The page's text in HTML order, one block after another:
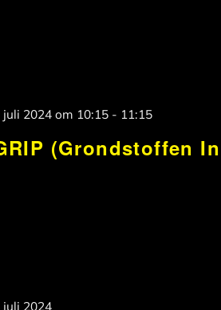
(Grondstoffen
juli 2024 om 10:15- 11:15
juli 2024